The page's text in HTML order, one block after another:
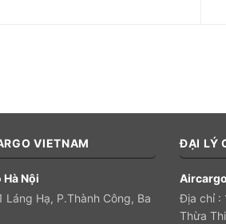
VIETNAM
Nội
Hạ, P.Thành Công, Ba
ĐẠI LÝ
Địa chỉ :
Thừa